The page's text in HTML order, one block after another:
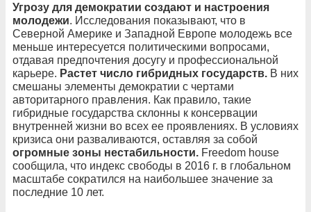
Угрозу для демократии создают и настроения
молодежи. Исследования показывают, что в
Северной Америке и Западной Европе молодежь все
меньше интересуется политическими вопросами,
отдавая предпочтения досугу и профессиональной
карьере. Растет число гибридных государств. В них
смешаны элементы демократии с чертами
авторитарного правления. Как правило, такие
гибридные государства склонны к консервации
внутренней жизни во всех ее проявлениях. В условиях
кризиса они разваливаются, оставляя за собой
огромные зоны нестабильности. Freedom house
сообщила, что индекс свободы в 2016 г. в глобальном
масштабе сократился на наибольшее значение за
последние 10 лет.